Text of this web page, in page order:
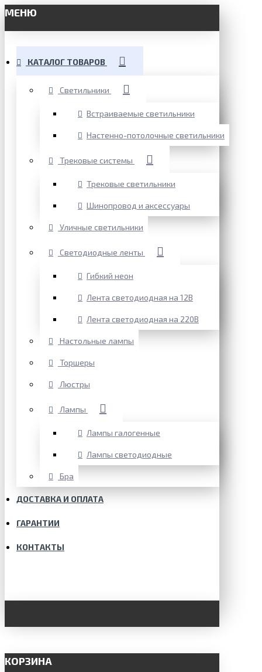
МЕНЮ
КАТАЛОГ ТОВАРОВ
Светильники
Встраиваемые светильники
Настенно-потолочные светильники
Трековые системы
Трековые светильники
Шинопровод и аксессуары
Уличные светильники
Светодиодные ленты
Гибкий неон
Лента светодиодная на 12В
Лента светодиодная на 220В
Настольные лампы
Торшеры
Люстры
Лампы
Лампы галогенные
Лампы светодиодные
Бра
ДОСТАВКА И ОПЛАТА
ГАРАНТИИ
КОНТАКТЫ
КОРЗИНА